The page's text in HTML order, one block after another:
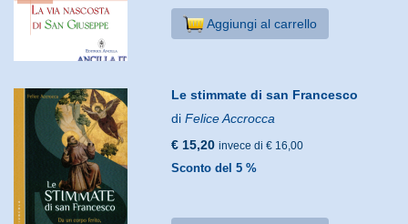
Aggiungi al carrello
Le stimmate di san Francesco
diFelice Accrocca
€ 15,20 invece di € 16,00
Sconto del 5 %